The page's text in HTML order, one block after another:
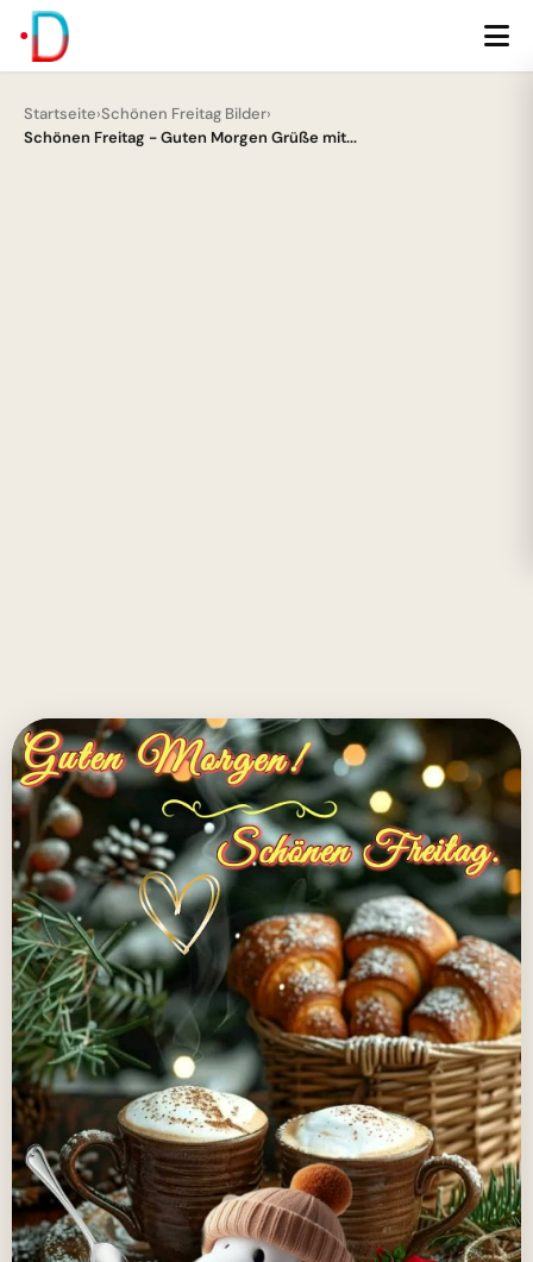
Startseite›Schönen Freitag Bilder›
Schönen Freitag - Guten Morgen Grüße mit...